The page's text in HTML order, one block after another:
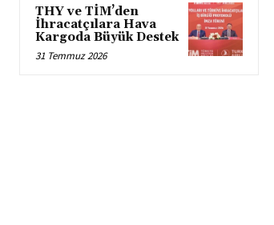
THY ve TİM’den
İhracatçılara Hava
Kargoda Büyük Destek
31 Temmuz 2026